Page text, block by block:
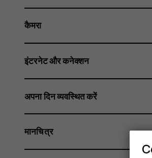
कैमरा
इंटरनेट और कनेक्शन
अपना दिन व्यवस्थित करें
मानचित्र